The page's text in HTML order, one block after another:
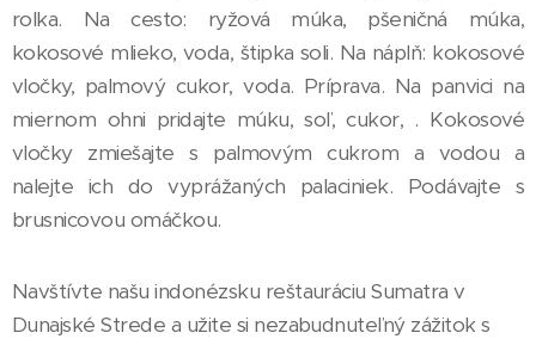
rolka. Na cesto: ryžová múka, pšeničná múka,
kokosové mlieko, voda, štipka soli. Na náplň: kokosové
vločky, palmový cukor, voda. Príprava. Na panvici na
miernom ohni pridajte múku, soľ, cukor, . Kokosové
vločky zmiešajte s palmovým cukrom a vodou a
nalejte ich do vyprážaných palaciniek. Podávajte s
brusnicovou omáčkou.
Navštívte našu indonézsku reštauráciu Sumatra v
Dunajské Strede a užite si nezabudnuteľný zážitok s